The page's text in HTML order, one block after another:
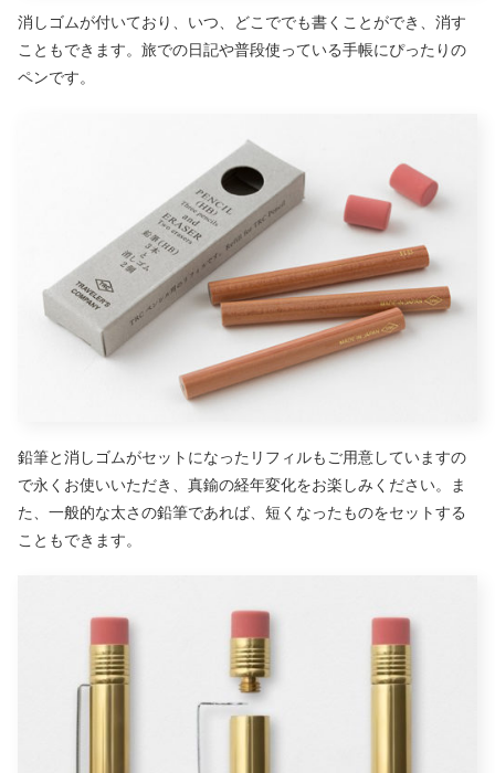
消しゴムが付いており、いつ、どこででも書くことができ、消す
こともできます。旅での日記や普段使っている手帳にぴったりの
ペンです。
鉛筆と消しゴムがセットになったリフィルもご用意していますの
で永くお使いいただき、真鍮の経年変化をお楽しみください。ま
た、一般的な太さの鉛筆であれば、短くなったものをセットする
こともできます。